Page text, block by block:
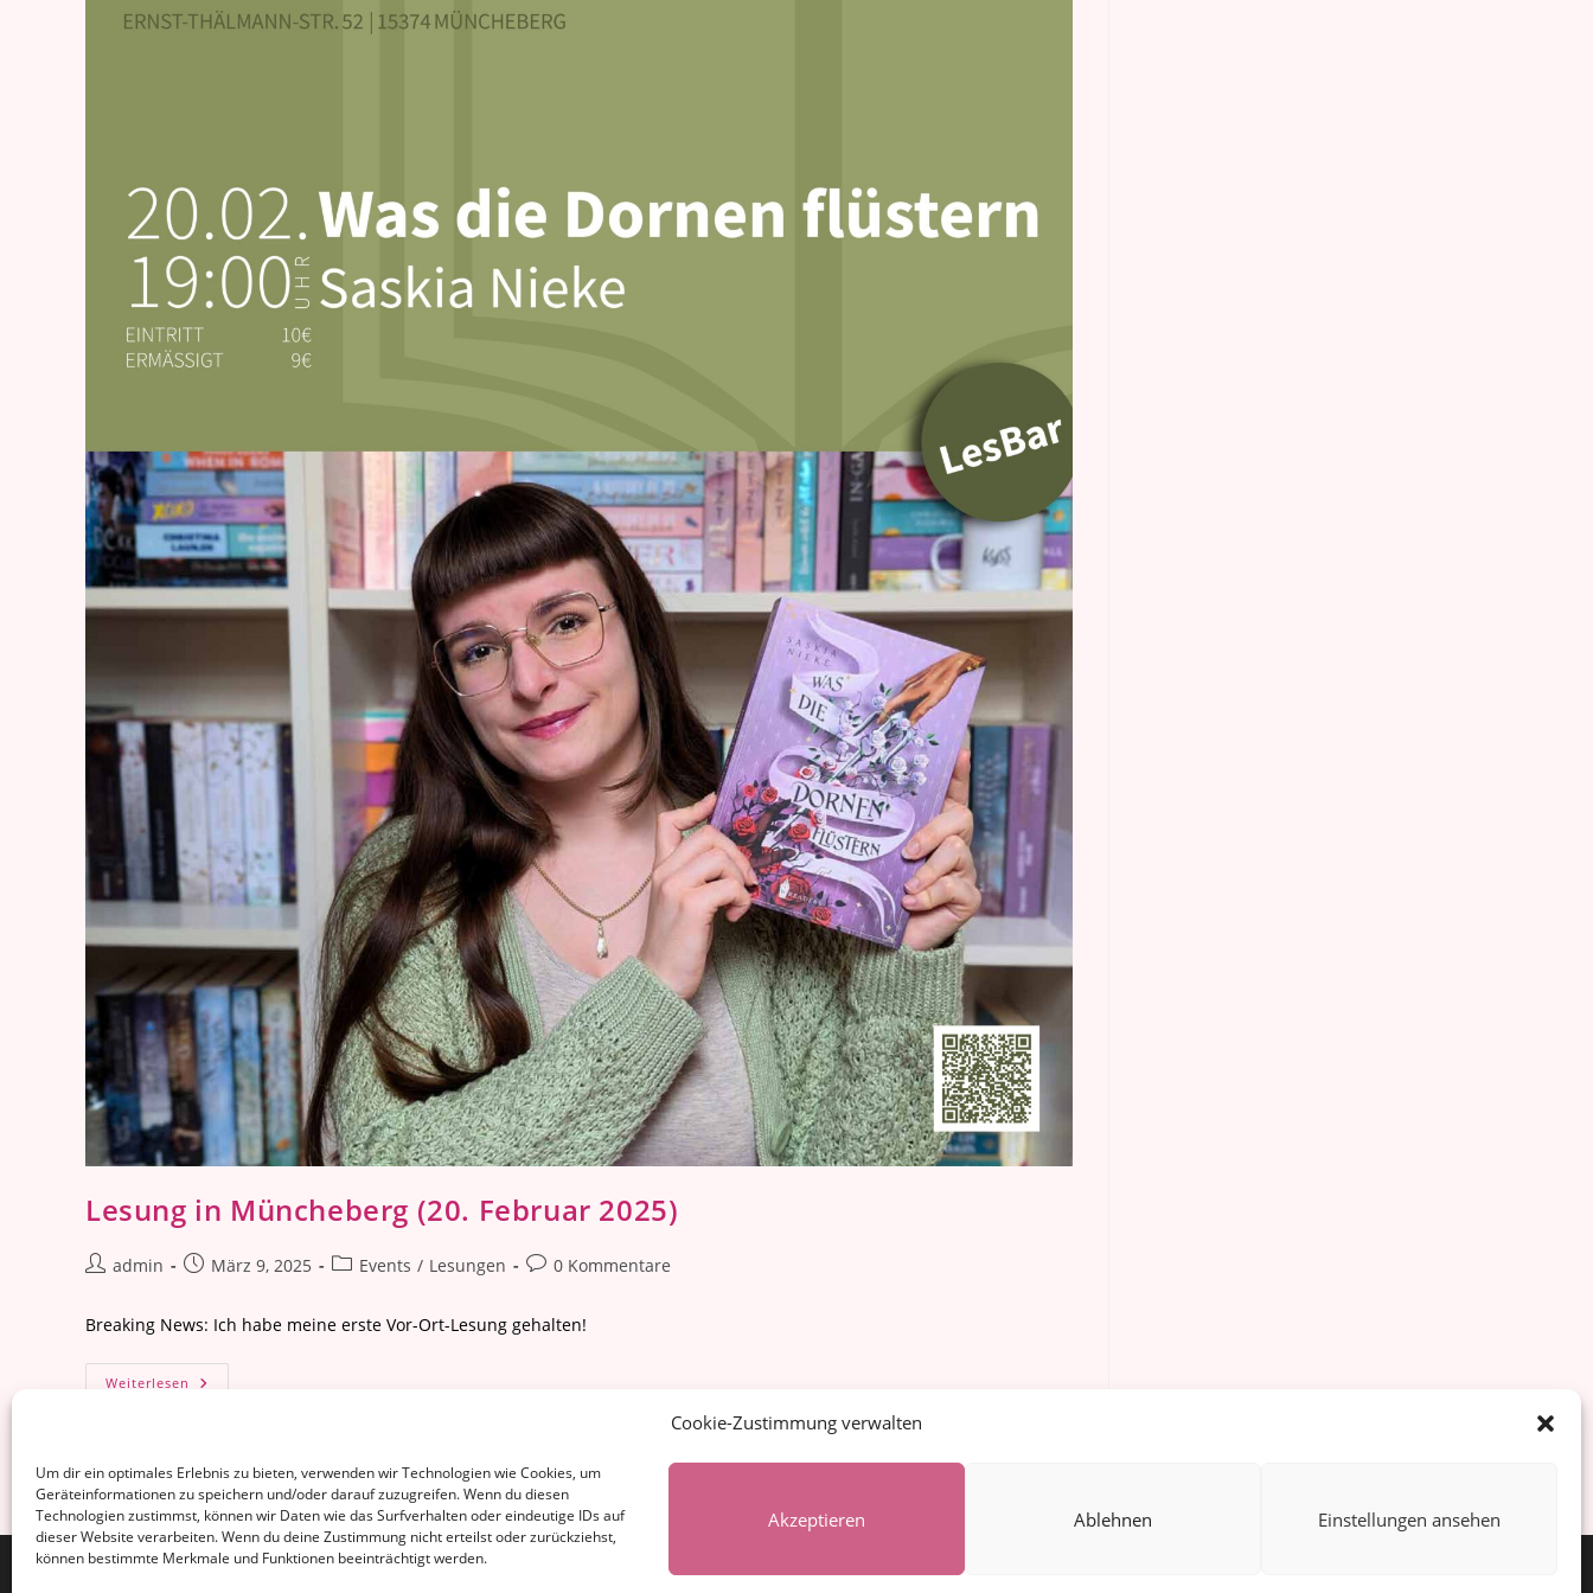
Cookie-Zustimmung verwalten
Um dir ein optimales Erlebnis zu bieten, verwenden wir Technologien wie Cookies, um
Geräteinformationen zu speichern und/oder darauf zuzugreifen. Wenn du diesen
Technologien zustimmst, können wir Daten wie das Surfverhalten oder eindeutige IDs auf
dieser Website verarbeiten. Wenn du deine Zustimmung nicht erteilst oder zurückziehst,
können bestimmte Merkmale und Funktionen beeinträchtigt werden.
Akzeptieren Ablehnen Einstellungen ansehen
Lesung in Müncheberg (20. Februar 2025)
Beitrags-
admin
BeitragMärz 9, 2025
Beitrags-
Events / Lesungen
Beitrags-
0 Kommentare
Breaking News: Ich habe meine erste Vor-Ort-Lesung gehalten!
Weiterlesen Lesung
2025)